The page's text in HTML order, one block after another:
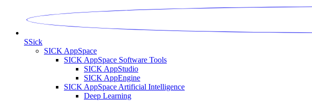
SSick
SICK AppSpace
SICK AppSpace Software Tools
SICK AppStudio
SICK AppEngine
SICK AppSpace Artificial Intelligence
Deep Learning